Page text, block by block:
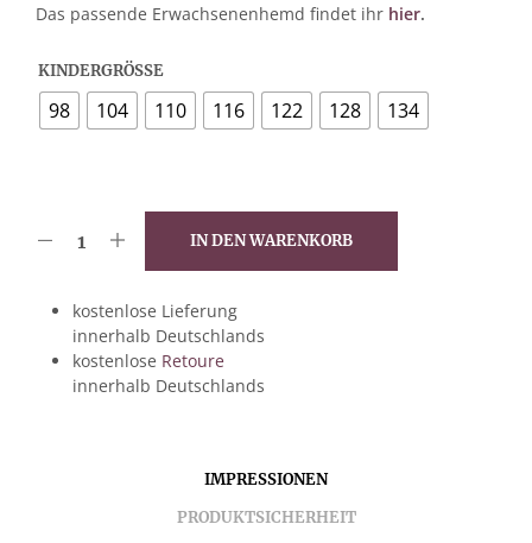
Das passende Erwachsenenhemd findet ihr hier.
KINDERGRÖSSE
98 104 110 116 122 128 134
IN DEN WARENKORB
kostenlose Lieferung
innerhalb Deutschlands
kostenlose Retoure
innerhalb Deutschlands
IMPRESSIONEN
PRODUKTSICHERHEIT